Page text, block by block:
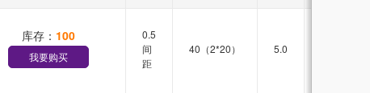
库存： 100
我要购买
0.5
间
距
40（2*20） 5.0